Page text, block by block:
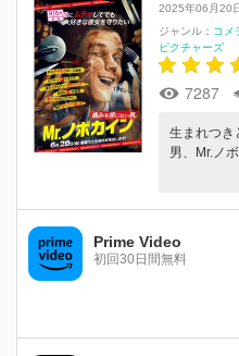
2025年06月20
ジャンル： コメ
ピクチャーズ
7287
生まれつき
男、Mr.ノ
Prime Video
初回30日間無料